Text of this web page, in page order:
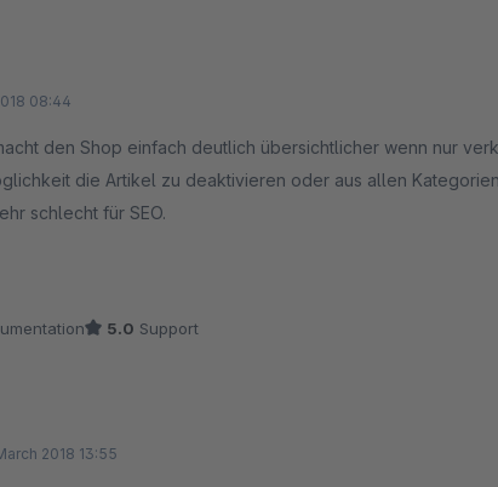
08:44
den Shop einfach deutlich übersichtlicher wenn nur
die Artikel zu deaktivieren oder aus allen
schlecht für SEO.
dahingehend erweitert, dass auch Zubehör welches nicht
5.0 Support
2018 13:55